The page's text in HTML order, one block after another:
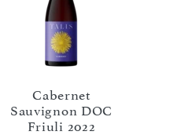
Cabernet
Sauvignon DOC
Friuli 2022